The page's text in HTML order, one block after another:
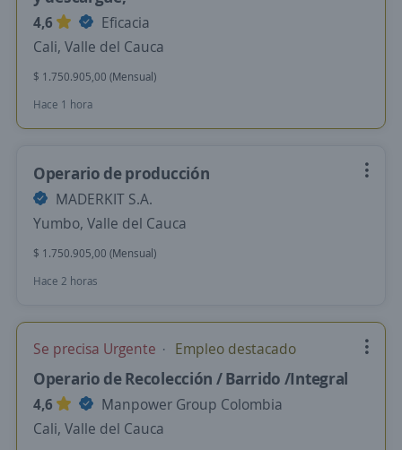
4,6
Eficacia
Cali, Valle del Cauca
$ 1.750.905,00 (Mensual)
Hace 1 hora
Operario de producción
MADERKIT S.A.
Yumbo, Valle del Cauca
$ 1.750.905,00 (Mensual)
Hace 2 horas
Se precisa Urgente Empleo destacado
Operario de Recolección / Barrido /Integral
4,6
Manpower Group Colombia
Cali, Valle del Cauca